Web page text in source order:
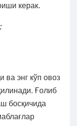
керак.
ва энг кўп овоз
Ғолиб
босқичида